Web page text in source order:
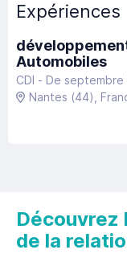
Expériences
Automobiles
CDI - De septembre
Nantes (44) ,
de la